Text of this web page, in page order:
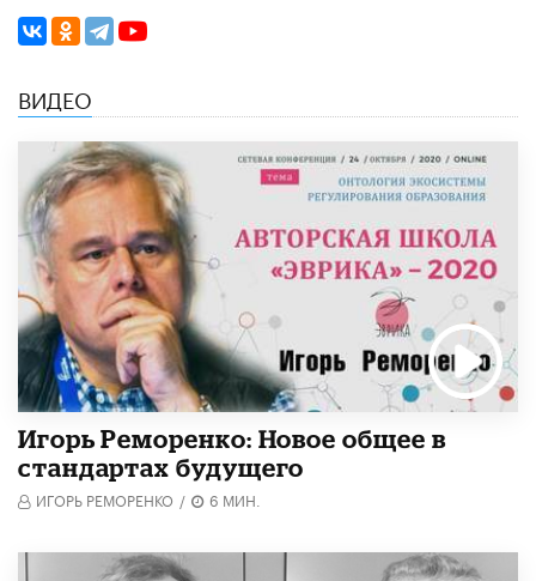
ВИДЕО
Игорь Реморенко: Новое общее в
стандартах будущего
ИГОРЬ РЕМОРЕНКО / 6 МИН.